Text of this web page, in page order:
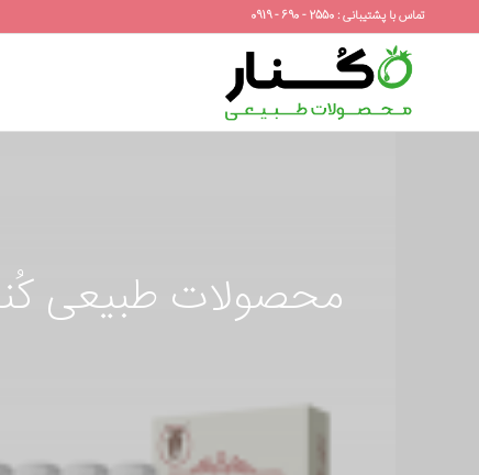
تماس با پشتیبانی : 2550 - 690 - 0919
محصولات طبیعی